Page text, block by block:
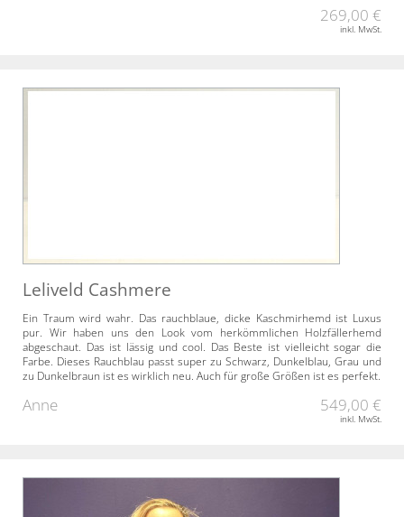
269,00 €
inkl. MwSt.
Leliveld Cashmere
Ein Traum wird wahr. Das rauchblaue, dicke Kaschmirhemd ist Luxus
pur. Wir haben uns den Look vom herkömmlichen Holzfällerhemd
abgeschaut. Das ist lässig und cool. Das Beste ist vielleicht sogar die
Farbe. Dieses Rauchblau passt super zu Schwarz, Dunkelblau, Grau und
zu Dunkelbraun ist es wirklich neu. Auch für große Größen ist es perfekt.
Anne 549,00 €
inkl. MwSt.